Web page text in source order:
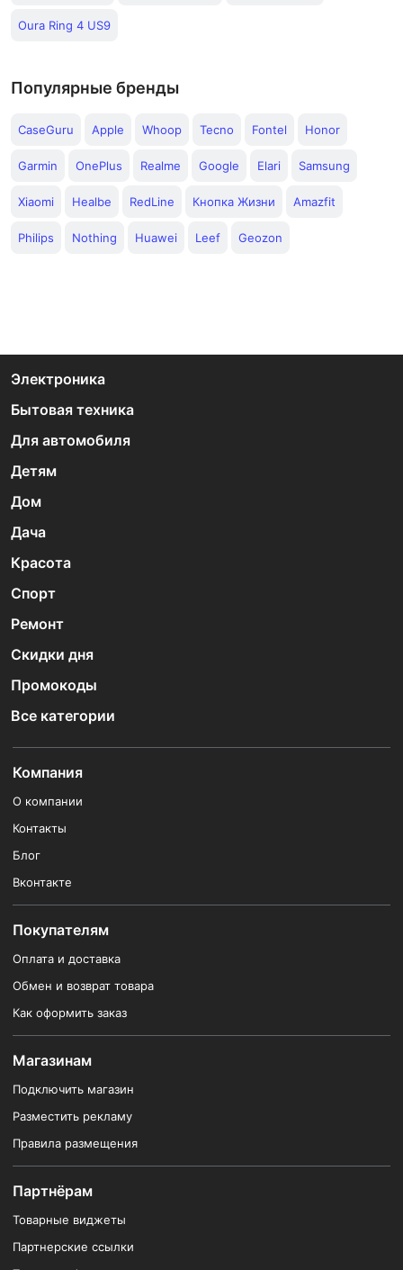
Oura Ring 4 US9
Популярные бренды
CaseGuru Apple Whoop Tecno Fontel Honor
Garmin OnePlus Realme Google Elari Samsung
Xiaomi Healbe RedLine Кнопка Жизни Amazfit
Philips Nothing Huawei Leef Geozon
Электроника
Бытовая техника
Для автомобиля
Детям
Дом
Дача
Красота
Спорт
Ремонт
Скидки дня
Промокоды
Все категории
Компания
О компании
Контакты
Блог
Вконтакте
Покупателям
Оплата и доставка
Обмен и возврат товара
Как оформить заказ
Магазинам
Подключить магазин
Разместить рекламу
Правила размещения
Партнёрам
Товарные виджеты
Партнерские ссылки